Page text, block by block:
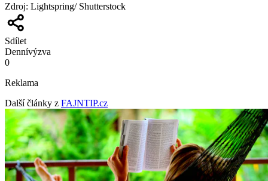
Zdroj: Lightspring/ Shutterstock
Sdílet
Dennívýzva
0
Reklama
Další články z FAJNTIP.cz